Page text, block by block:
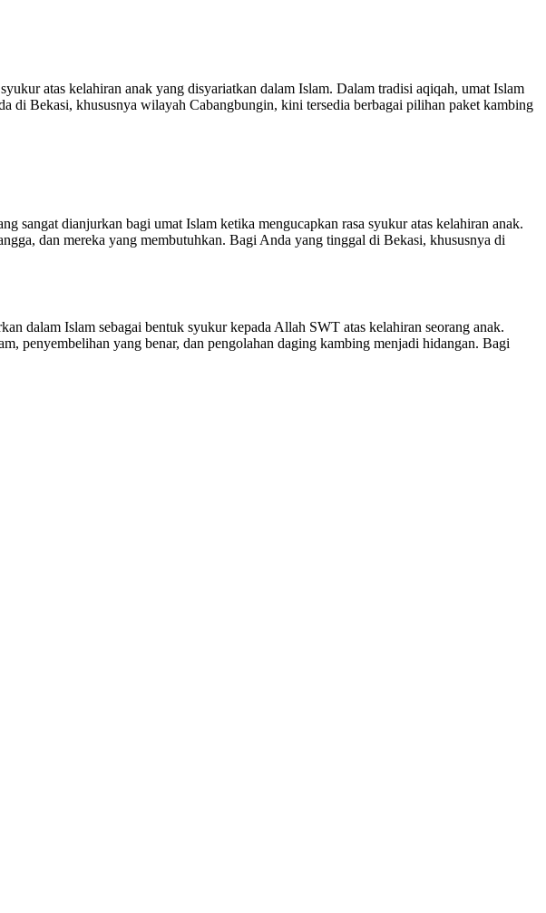
atas kelahiran anak yang disyariatkan dalam Islam. Dalam tradisi aqiqah, umat Islam
di Bekasi, khususnya wilayah Cabangbungin, kini tersedia berbagai pilihan paket kambing
dianjurkan bagi umat Islam ketika mengucapkan rasa syukur atas kelahiran anak.
dan mereka yang membutuhkan. Bagi Anda yang tinggal di Bekasi, khususnya di
dalam Islam sebagai bentuk syukur kepada Allah SWT atas kelahiran seorang anak.
penyembelihan yang benar, dan pengolahan daging kambing menjadi hidangan. Bagi